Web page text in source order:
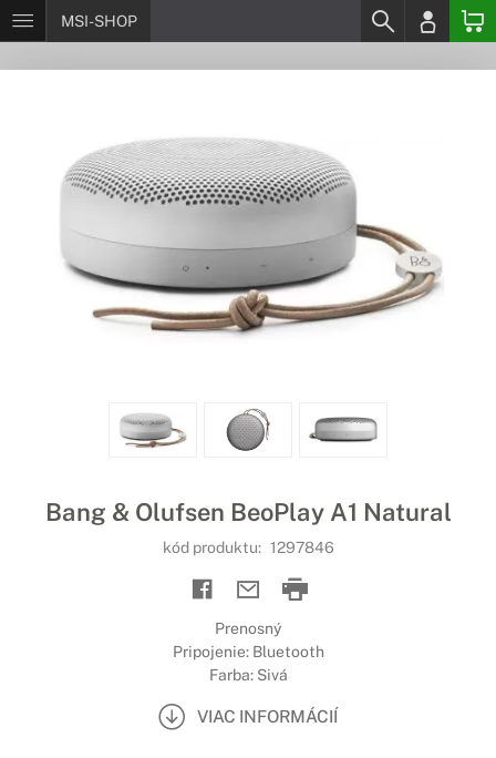
MSI-SHOP
Bang & Olufsen BeoPlay A1 Natural
kód produktu: 1297846
Prenosný
Pripojenie: Bluetooth
Farba: Sivá
VIAC INFORMÁCIÍ